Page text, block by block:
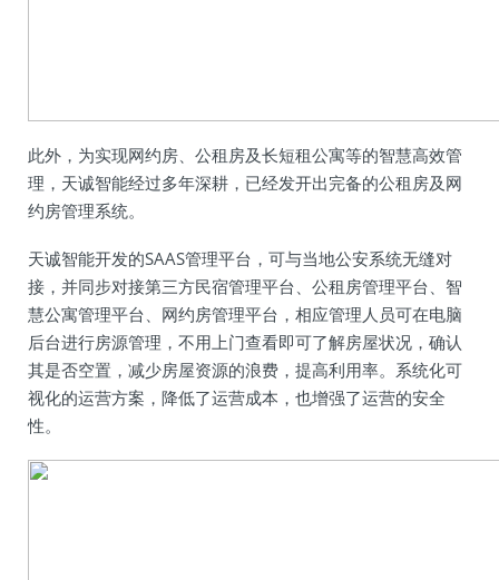
此外，为实现网约房、公租房及长短租公寓等的智慧高效管
理，天诚智能经过多年深耕，已经发开出完备的公租房及网
约房管理系统。
天诚智能开发的SAAS管理平台，可与当地公安系统无缝对
接，并同步对接第三方民宿管理平台、公租房管理平台、智
慧公寓管理平台、网约房管理平台，相应管理人员可在电脑
后台进行房源管理，不用上门查看即可了解房屋状况，确认
其是否空置，减少房屋资源的浪费，提高利用率。系统化可
视化的运营方案，降低了运营成本，也增强了运营的安全
性。